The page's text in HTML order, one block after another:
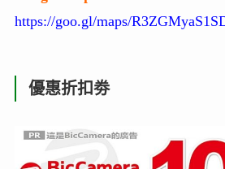
https://goo.gl/maps/
優惠折扣劵